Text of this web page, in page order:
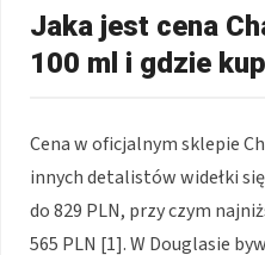
Jaka jest cena
100 ml i gdzie
Cena w oficjalnym sklepie
innych detalistów widełki
do 829 PLN, przy czym
565 PLN [1]. W Douglasie